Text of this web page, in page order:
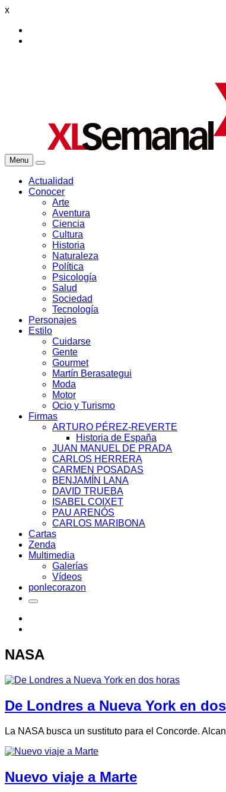
x
Menu
Actualidad
Conocer
Arte
Aventura
Ciencia
Cultura
Historia
Naturaleza
Política
Psicología
Salud
Sociedad
Tecnología
Personajes
Estilo
Cuidarse
Gente
Gourmet
Martín Berasategui
Moda
Motor
Ocio y Turismo
Firmas
ARTURO PÉREZ-REVERTE
Historia de España
JUAN MANUEL DE PRADA
CARLOS HERRERA
CARMEN POSADAS
BENJAMÍN LANA
DAVID TRUEBA
ISABEL COIXET
PAU ARENÓS
CARLOS MARIBONA
Cartas
Zenda
Multimedia
Galerías
Vídeos
ponlecorazon
NASA
De Londres a Nueva York en
La NASA busca un sustituto para el Concorde.
Nuevo viaje a Marte